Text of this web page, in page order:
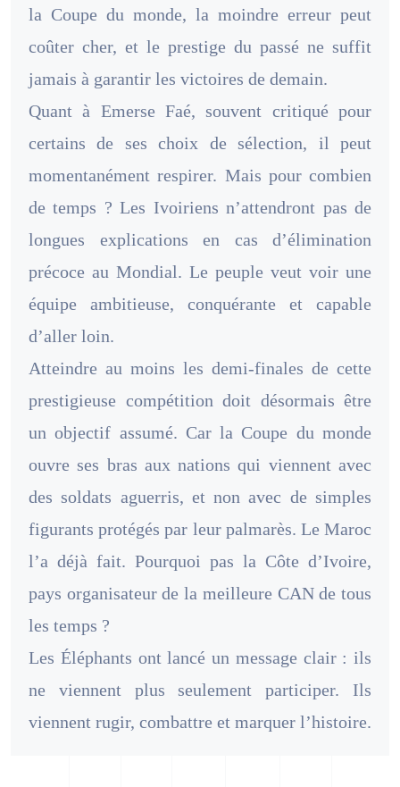
la Coupe du monde, la moindre erreur peut
coûter cher, et le prestige du passé ne suffit
jamais à garantir les victoires de demain.
Quant à Emerse Faé, souvent critiqué pour
certains de ses choix de sélection, il peut
momentanément respirer. Mais pour combien
de temps ? Les Ivoiriens n’attendront pas de
longues explications en cas d’élimination
précoce au Mondial. Le peuple veut voir une
équipe ambitieuse, conquérante et capable
d’aller loin.
Atteindre au moins les demi-finales de cette
prestigieuse compétition doit désormais être
un objectif assumé. Car la Coupe du monde
ouvre ses bras aux nations qui viennent avec
des soldats aguerris, et non avec de simples
figurants protégés par leur palmarès. Le Maroc
l’a déjà fait. Pourquoi pas la Côte d’Ivoire,
pays organisateur de la meilleure CAN de tous
les temps ?
Les Éléphants ont lancé un message clair : ils
ne viennent plus seulement participer. Ils
viennent rugir, combattre et marquer l’histoire.